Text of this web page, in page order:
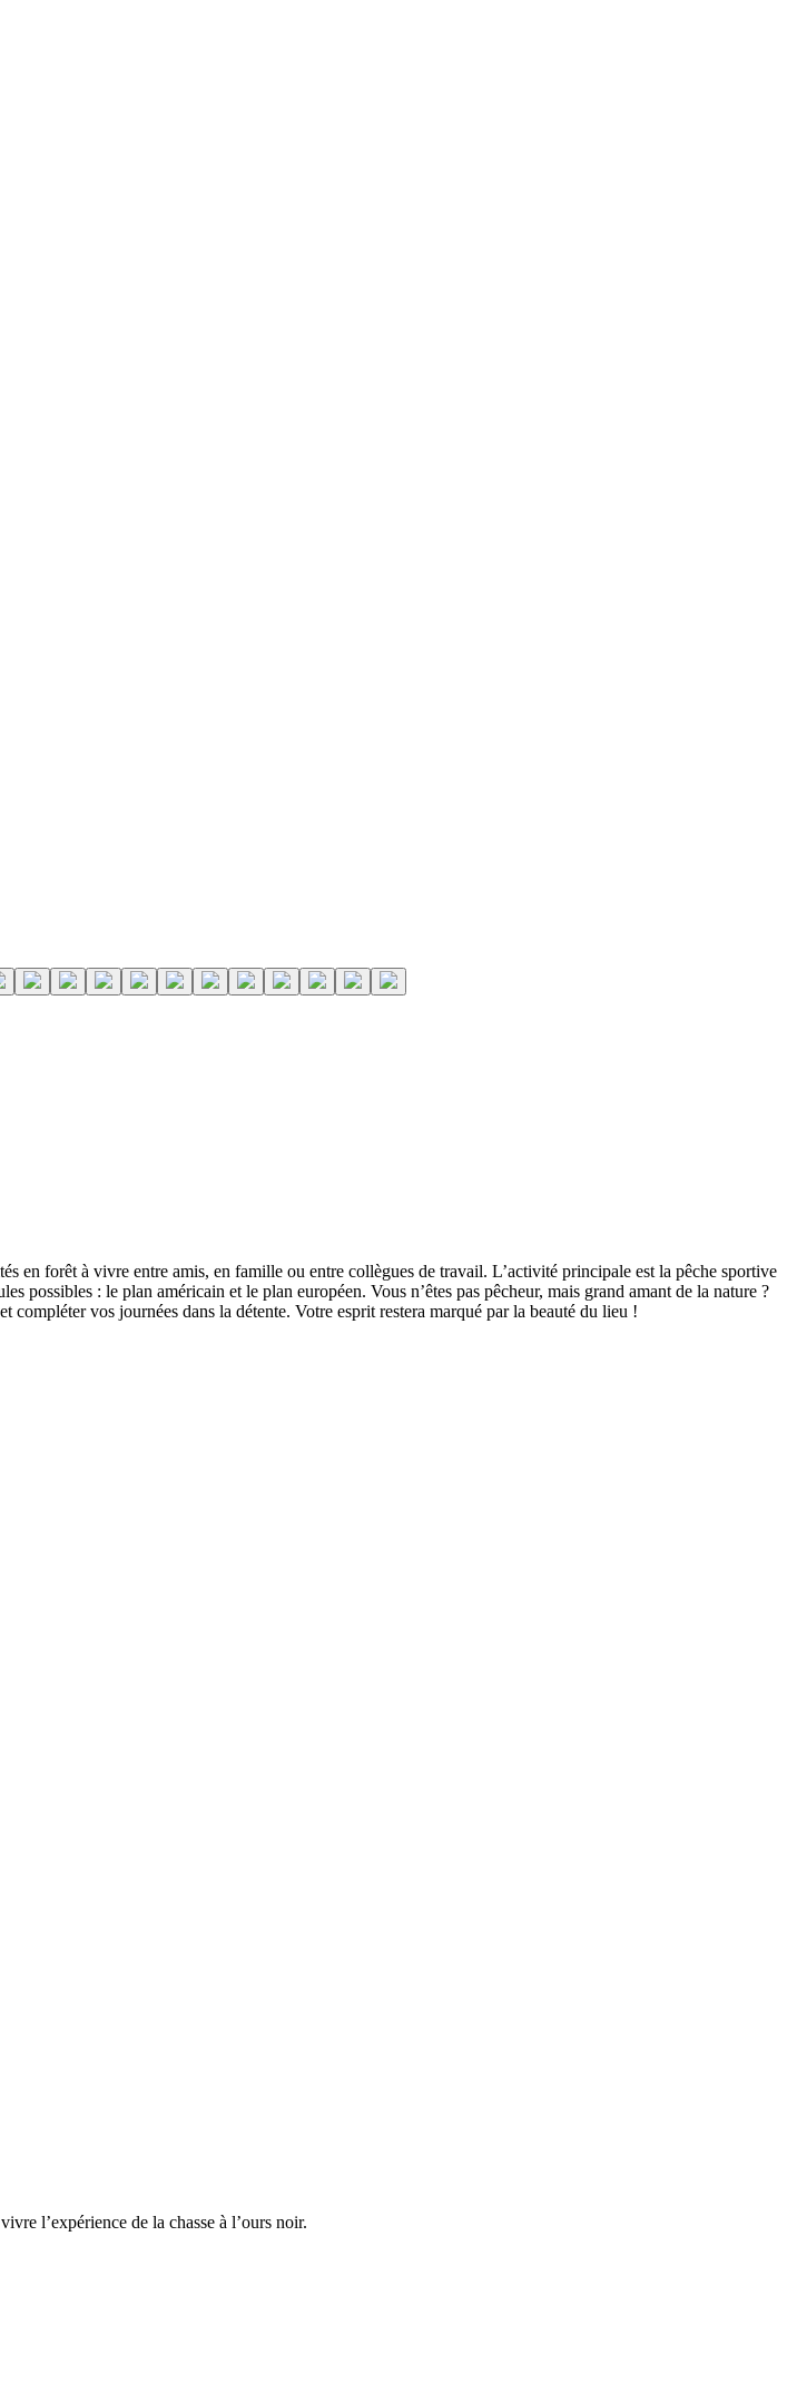
en forêt à vivre entre amis, en famille ou entre collègues de travail. L’activité principale est la pêche sportive
possibles : le plan américain et le plan européen. Vous n’êtes pas pêcheur, mais grand amant de la nature ?
vos journées dans la détente. Votre esprit restera marqué par la beauté du lieu !
l’expérience de la chasse à l’ours noir.